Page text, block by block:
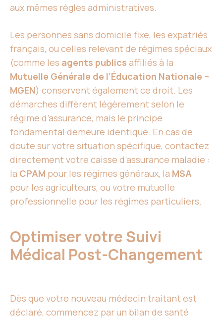
aux mêmes règles administratives.
Les personnes sans domicile fixe, les expatriés
français, ou celles relevant de régimes spéciaux
(comme les agents publics affiliés à la
Mutuelle Générale de l’Éducation Nationale –
MGEN) conservent également ce droit. Les
démarches diffèrent légèrement selon le
régime d’assurance, mais le principe
fondamental demeure identique. En cas de
doute sur votre situation spécifique, contactez
directement votre caisse d’assurance maladie :
la CPAM pour les régimes généraux, la MSA
pour les agriculteurs, ou votre mutuelle
professionnelle pour les régimes particuliers.
Optimiser votre Suivi
Médical Post-Changement
Dès que votre nouveau médecin traitant est
déclaré, commencez par un bilan de santé